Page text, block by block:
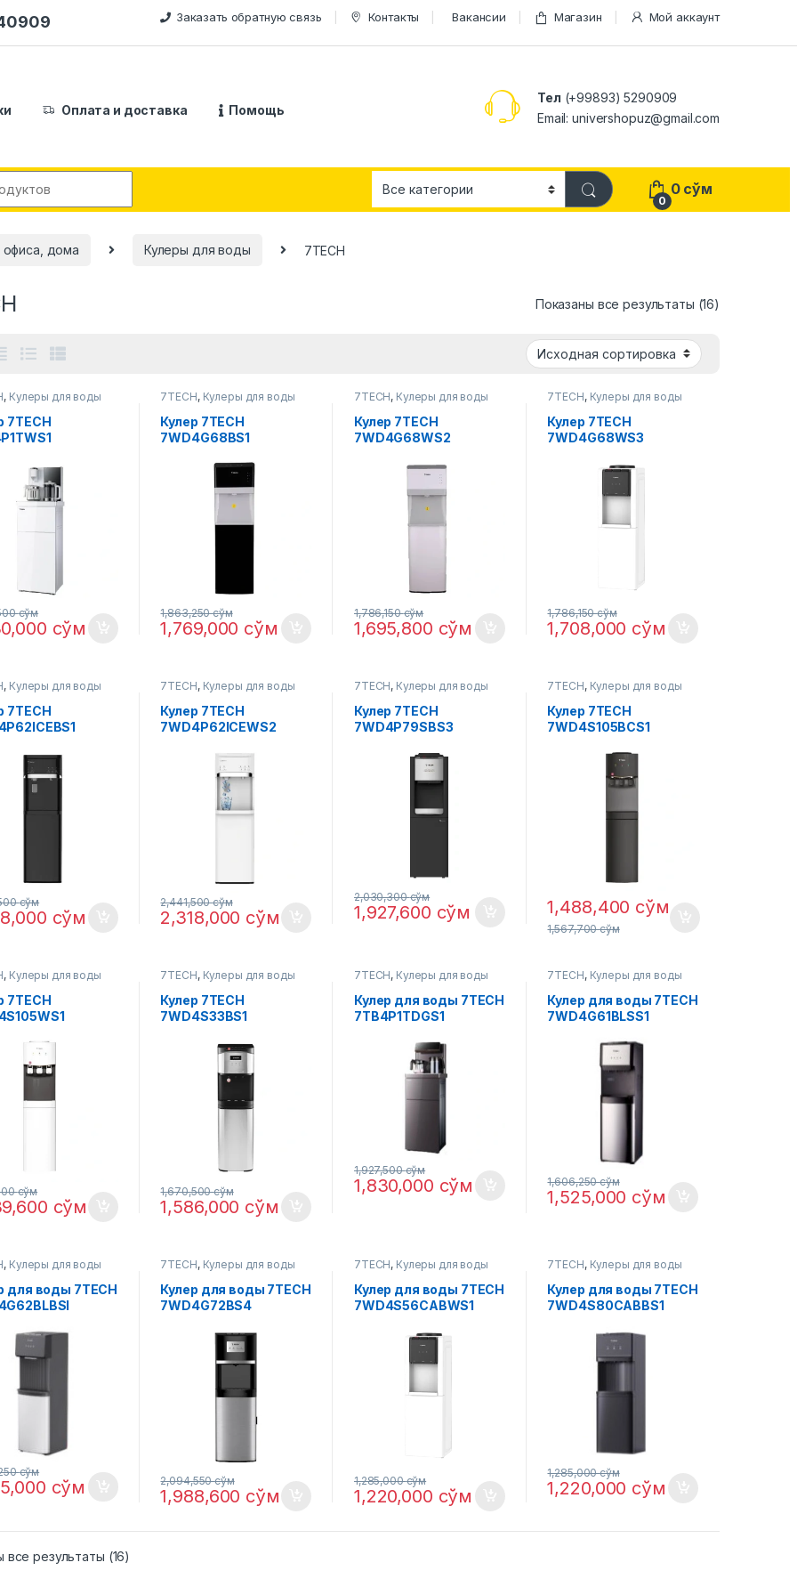
Заказать обратную связь Контакты Вакансии Магазин Мой аккаунт
Оплата и доставка Помощь
Тел (+99893) 5290909
Email: univershopuz@gmail.com
0
0 сўм
офиса, дома Кулеры для воды 7TECH
Показаны все результаты (16)
, Кулеры для воды
7TECH
сўм
сўм
7TECH, Кулеры для воды
Кулер 7TECH
7WD4G68BS1
1,769,000 сўм
1,863,250сўм
7TECH, Кулеры для воды
Кулер 7TECH
7WD4G68WS2
1,695,800 сўм
1,786,150сўм
7TECH, Кулеры для воды
Кулер 7TECH
7WD4G68WS3
1,708,000 сўм
1,786,150сўм
, Кулеры для воды
7TECH
сўм
сўм
7TECH, Кулеры для воды
Кулер 7TECH
7WD4P62ICEWS2
2,318,000 сўм
2,441,500сўм
7TECH, Кулеры для воды
Кулер 7TECH
7WD4P79SBS3
1,927,600 сўм
2,030,300сўм
7TECH, Кулеры для воды
Кулер 7TECH
7WD4S105BCS1
1,488,400 сўм
1,567,700сўм
, Кулеры для воды
7TECH
сўм
сўм
7TECH, Кулеры для воды
Кулер 7TECH
7WD4S33BS1
1,586,000 сўм
1,670,500сўм
7TECH, Кулеры для воды
Кулер для воды 7TECH
7TB4P1TDGS1
1,830,000 сўм
1,927,500сўм
7TECH, Кулеры для воды
Кулер для воды 7TECH
7WD4G61BLSS1
1,525,000 сўм
1,606,250сўм
, Кулеры для воды
для воды 7TECH
сўм
сўм
7TECH, Кулеры для воды
Кулер для воды 7TECH
7WD4G72BS4
1,988,600 сўм
2,094,550сўм
7TECH, Кулеры для воды
Кулер для воды 7TECH
7WD4S56CABWS1
1,220,000 сўм
1,285,000сўм
7TECH, Кулеры для воды
Кулер для воды 7TECH
7WD4S80CABBS1
1,220,000 сўм
1,285,000сўм
все результаты (16)